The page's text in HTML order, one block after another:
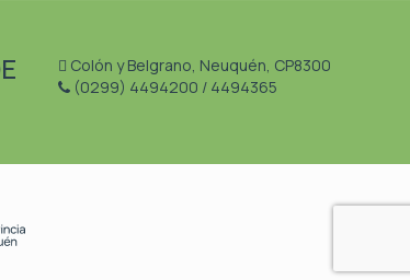
Colón y Belgrano, Neuquén, CP8300
(0299) 4494200 / 4494365